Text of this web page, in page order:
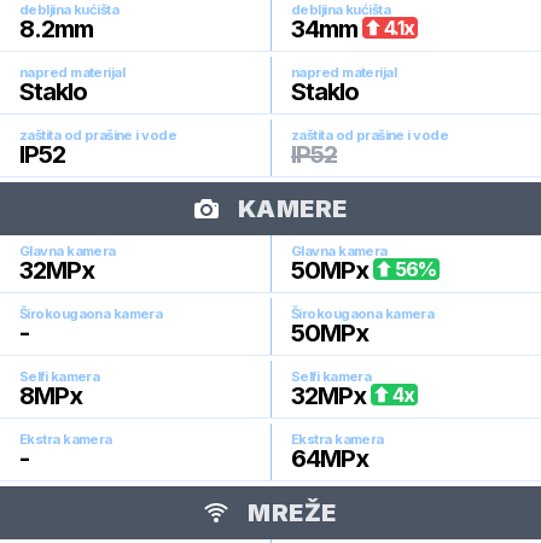
debljina kućišta
8.2mm
debljina kućišta
34mm 4.1x
napred materijal
Staklo
napred materijal
Staklo
zaštita od prašine i vode
IP52
zaštita od prašine i vode
IP52
KAMERE
Glavna kamera
32MPx
Glavna kamera
50MPx 56%
Širokougaona kamera
-
Širokougaona kamera
50MPx
Selfi kamera
8MPx
Selfi kamera
32MPx 4x
Ekstra kamera
-
Ekstra kamera
64MPx
MREŽE